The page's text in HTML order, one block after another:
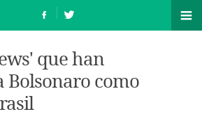
que han
Bolsonaro como